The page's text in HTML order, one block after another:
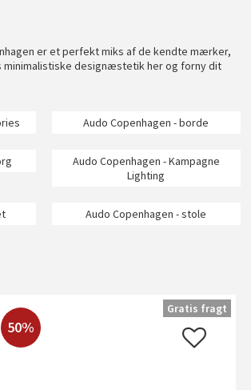
er et perfekt miks af de kendte mærker,
minimalistiske designæstetik her og forny dit
Audo Copenhagen - borde
Audo Copenhagen - Kampagne
Lighting
Audo Copenhagen - stole
50%
Gratis fragt